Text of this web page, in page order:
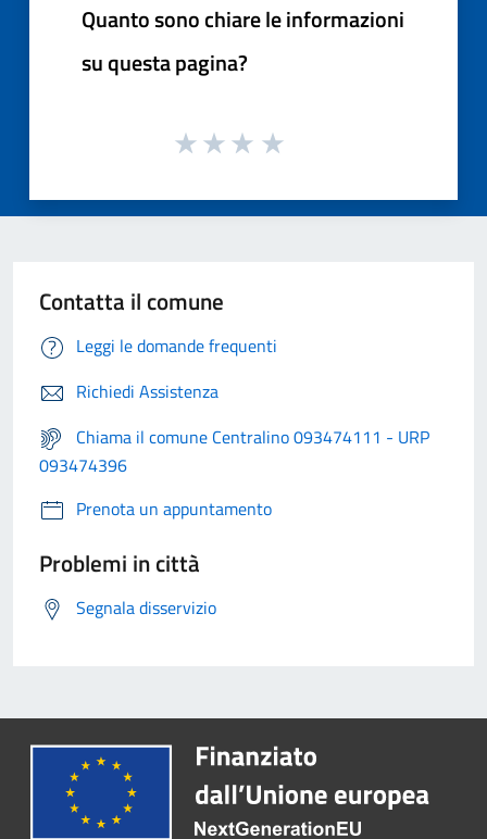
Quanto sono chiare le informazioni
su questa pagina?
Contatta il comune
Leggi le domande frequenti
Richiedi Assistenza
Chiama il comune Centralino 093474111 - URP
093474396
Prenota un appuntamento
Problemi in città
Segnala disservizio